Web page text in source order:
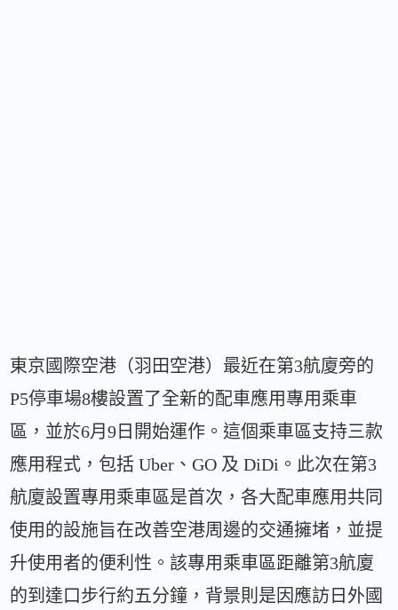
東京國際空港（羽田空港）最近在第3航廈旁的
P5停車場8樓設置了全新的配車應用專用乘車
區，並於6月9日開始運作。這個乘車區支持三款
應用程式，包括 Uber、GO 及 DiDi。此次在第3
航廈設置專用乘車區是首次，各大配車應用共同
使用的設施旨在改善空港周邊的交通擁堵，並提
升使用者的便利性。該專用乘車區距離第3航廈
的到達口步行約五分鐘，背景則是因應訪日外國